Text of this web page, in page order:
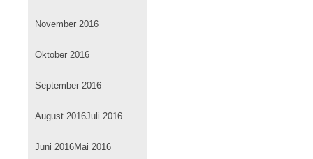
November 2016
Oktober 2016
September 2016
August 2016Juli 2016
Juni 2016Mai 2016